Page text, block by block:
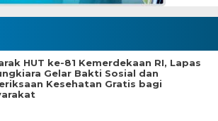
HUT ke-81 Kemerdekaan RI, Lapas
Gelar Bakti Sosial dan
Kesehatan Gratis bagi